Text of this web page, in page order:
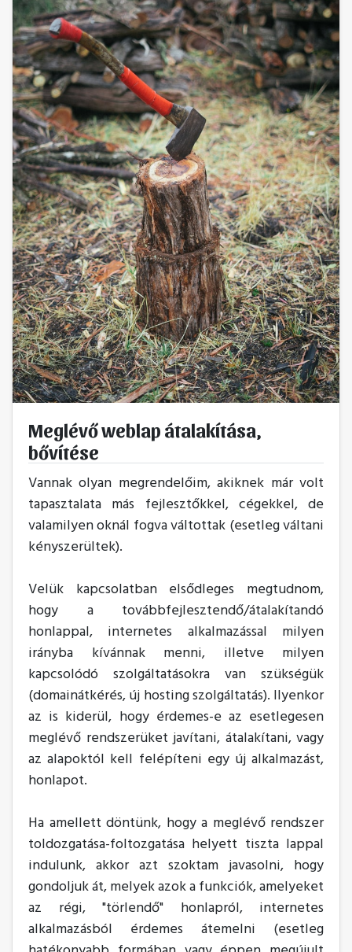
Meglévő weblap átalakítása,
bővítése
Vannak olyan megrendelőim, akiknek már volt
tapasztalata más fejlesztőkkel, cégekkel, de
valamilyen oknál fogva váltottak (esetleg váltani
kényszerültek).
Velük kapcsolatban elsődleges megtudnom,
hogy a továbbfejlesztendő/átalakítandó
honlappal, internetes alkalmazással milyen
irányba kívánnak menni, illetve milyen
kapcsolódó szolgáltatásokra van szükségük
(domainátkérés, új hosting szolgáltatás). Ilyenkor
az is kiderül, hogy érdemes-e az esetlegesen
meglévő rendszerüket javítani, átalakítani, vagy
az alapoktól kell felépíteni egy új alkalmazást,
honlapot.
Ha amellett döntünk, hogy a meglévő rendszer
toldozgatása-foltozgatása helyett tiszta lappal
indulunk, akkor azt szoktam javasolni, hogy
gondoljuk át, melyek azok a funkciók, amelyeket
az régi, "törlendő" honlapról, internetes
alkalmazásból érdemes átemelni (esetleg